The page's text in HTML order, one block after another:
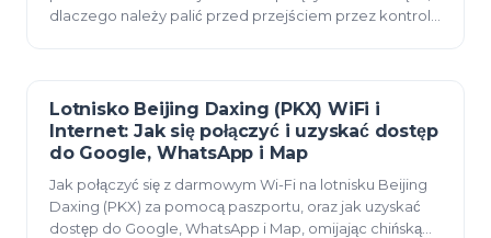
dlaczego należy palić przed przejściem przez kontrolę
07 czerwca 2026
Lotnisko Beijing Daxing (PKX) WiFi i
Internet: Jak się połączyć i uzyskać dostęp
do Google, WhatsApp i Map
Jak połączyć się z darmowym Wi-Fi na lotnisku Beijing
Daxing (PKX) za pomocą paszportu, oraz jak uzyskać
dostęp do Google, WhatsApp i Map, omijając chińską